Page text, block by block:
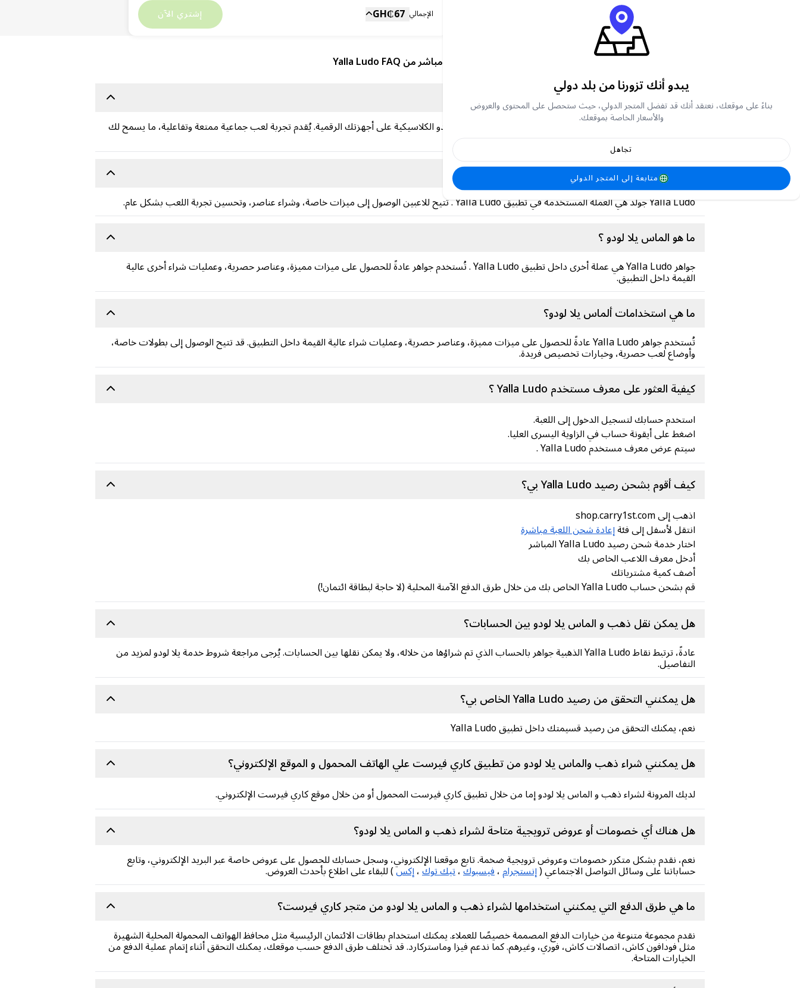
Fee
GH₵ 0 الإجمالي GH₵67 إشتري الآن
شحن مباشر من Yalla Ludo FAQ
ما هي لعبة يلا لودو؟
Yalla Ludo تطبيق ألعاب جوال شهير، يُتيح لك الاستمتاع بلعبة اللودو الكلاسيكية على أجهزتك الرقمية. يُقدم تجربة لعب جماعية ممتعة وتفاعلية، ما يسمح لك
ما هو ذهب يلا لودو؟
Yalla Ludo جولد هي العملة المستخدمة في تطبيق Yalla Ludo . تتيح للاعبين الوصول إلى ميزات خاصة، وشراء عناصر، وتحسين تجربة اللعب بشكل عام.
ما هو الماس يلا لودو ؟
جواهر Yalla Ludo هي عملة أخرى داخل تطبيق Yalla Ludo . تُستخدم جواهر عادةً للحصول على ميزات مميزة، وعناصر حصرية، وعمليات شراء أخرى عالية
القيمة داخل التطبيق.
ما هي استخدامات ألماس يلا لودو؟
تُستخدم جواهر Yalla Ludo عادةً للحصول على ميزات مميزة، وعناصر حصرية، وعمليات شراء عالية القيمة داخل التطبيق. قد تتيح الوصول إلى بطولات خاصة،
وأوضاع لعب حصرية، وخيارات تخصيص فريدة.
كيفية العثور على معرف مستخدم Yalla Ludo ؟
استخدم حسابك لتسجيل الدخول إلى اللعبة.
اضغط على أيقونة حساب في الزاوية اليسرى العليا.
سيتم عرض معرف مستخدم Yalla Ludo .
كيف أقوم بشحن رصيد Yalla Ludo بي؟
اذهب إلى shop.carry1st.com
انتقل لأسفل إلى فئةإعادة شحن اللعبة مباشرة
اختار خدمة شحن رصيد Yalla Ludo المباشر
أدخل معرف اللاعب الخاص بك
أضف كمية مشترياتك
قم بشحن حساب Yalla Ludo الخاص بك من خلال طرق الدفع الآمنة المحلية (لا حاجة لبطاقة ائتمان!)
هل يمكن نقل ذهب و الماس يلا لودو بين الحسابات؟
عادةً، ترتبط نقاط Yalla Ludo الذهبية جواهر بالحساب الذي تم شراؤها من خلاله، ولا يمكن نقلها بين الحسابات. يُرجى مراجعة شروط خدمة يلا لودو لمزيد من
التفاصيل.
هل يمكنني التحقق من رصيد Yalla Ludo الخاص بي؟
نعم، يمكنك التحقق من رصيد قسيمتك داخل تطبيق Yalla Ludo
هل يمكنني شراء ذهب والماس يلا لودو من تطبيق كاري فيرست علي الهاتف المحمول و الموقع الإلكتروني؟
لديك المرونة لشراء ذهب و الماس يلا لودو إما من خلال تطبيق كاري فيرست المحمول أو من خلال موقع كاري فيرست الإلكتروني.
هل هناك أي خصومات أو عروض ترويجية متاحة لشراء ذهب و الماس يلا لودو؟
نعم، نقدم بشكل متكرر خصومات وعروض ترويجية ضخمة. تابع موقعنا الإلكتروني، وسجل حسابك للحصول على عروض خاصة عبر البريد الإلكتروني، وتابع
حساباتنا على وسائل التواصل الاجتماعي (إنستجرام،فيسبوك،تيك توك،إكس) للبقاء على اطلاع بأحدث العروض.
ما هي طرق الدفع التي يمكنني استخدامها لشراء ذهب و الماس يلا لودو من متجر كاري فيرست؟
نقدم مجموعة متنوعة من خيارات الدفع المصممة خصيصًا للعملاء. يمكنك استخدام بطاقات الائتمان الرئيسية مثل محافظ الهواتف المحمولة المحلية الشهيرة
مثل فودافون كاش، اتصالات كاش، فوري، وغيرهم. كما ندعم فيزا وماستركارد. قد تختلف طرق الدفع حسب موقعك، يمكنك التحقق أثناء إتمام عملية الدفع من
الخيارات المتاحة.
يبدو أنك تزورنا من بلد دولي
بناءً على موقعك، نعتقد أنك قد تفضل المتجر الدولي، حيث ستحصل على المحتوى والعروض
والأسعار الخاصة بموقعك.
تجاهل
متابعة إلى المتجر الدولي